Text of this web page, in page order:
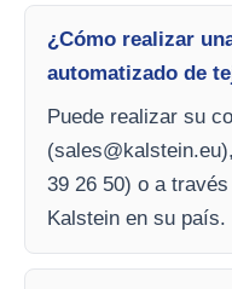
¿Cómo realizar
automatizado de
Puede realizar su
(sales@kalstein.eu
39 26 50) o a
Kalstein en su país.